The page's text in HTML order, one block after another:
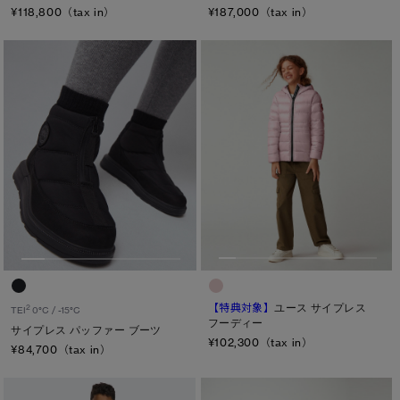
¥118,800（tax in）
¥187,000（tax in）
TEI2 0°C / -15°C
サイプレス パッファー ブーツ
¥84,700（tax in）
【特典対象】ユース サイプレス
フーディー
¥102,300（tax in）